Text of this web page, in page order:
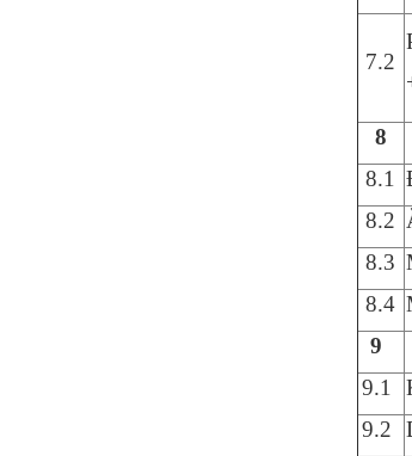
7.2
8
8.1
8.2
8.3
8.4
9
9.1
9.2